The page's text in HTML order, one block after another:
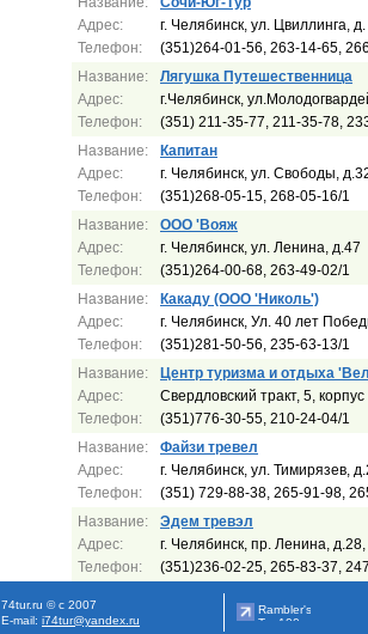
Адрес:
Телефон:
г. Челябинск, ул. Цвиллинга,
(351)264-01-56, 263-14-65,
Название:
Адрес:
Телефон:
Лягушка Путешественница
г.Челябинск,
(351) 211-35-77, 211-35-78,
Название:
Адрес:
Телефон:
Капитан
г. Челябинск, ул. Свободы,
(351)268-05-15, 268-05-16/1
Название:
Адрес:
Телефон:
ООО 'Вояж
г. Челябинск, ул. Ленина, д.47
(351)264-00-68, 263-49-02/1
Название:
Адрес:
Телефон:
Какаду (ООО 'Николь')
г. Челябинск, Ул. 40 лет
(351)281-50-56, 235-63-13/1
Название:
Адрес:
Телефон:
Центр туризма и отдыха
Свердловский тракт, 5,
(351)776-30-55, 210-24-04/1
Название:
Адрес:
Телефон:
Файзи тревел
г. Челябинск, ул. Тимирязев,
(351) 729-88-38, 265-91-98,
Название:
Адрес:
Телефон:
Эдем тревэл
г. Челябинск, пр. Ленина,
(351)236-02-25, 265-83-37,
74tur.ru © с 2007
E-mail: i74tur@yandex.ru